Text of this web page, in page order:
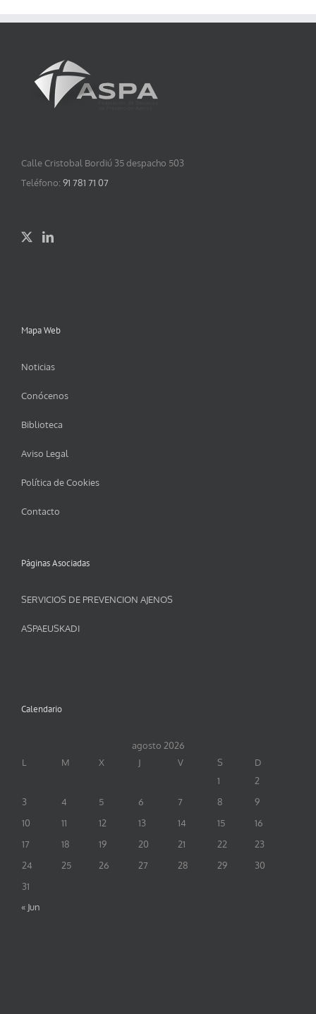
Calle Cristobal Bordiú 35 despacho 503
Teléfono: 91 781 71 07
Mapa Web
Noticias
Conócenos
Biblioteca
Aviso Legal
Política de Cookies
Contacto
Páginas Asociadas
SERVICIOS DE PREVENCION AJENOS
ASPAEUSKADI
Calendario
agosto 2026
L
M X J V S
D
1
2
3
4 5 6 7 8
9
10
11 12 13 14 15
16
17
18 19 20 21 22
23
24
25 26 27 28 29
30
31
« Jun